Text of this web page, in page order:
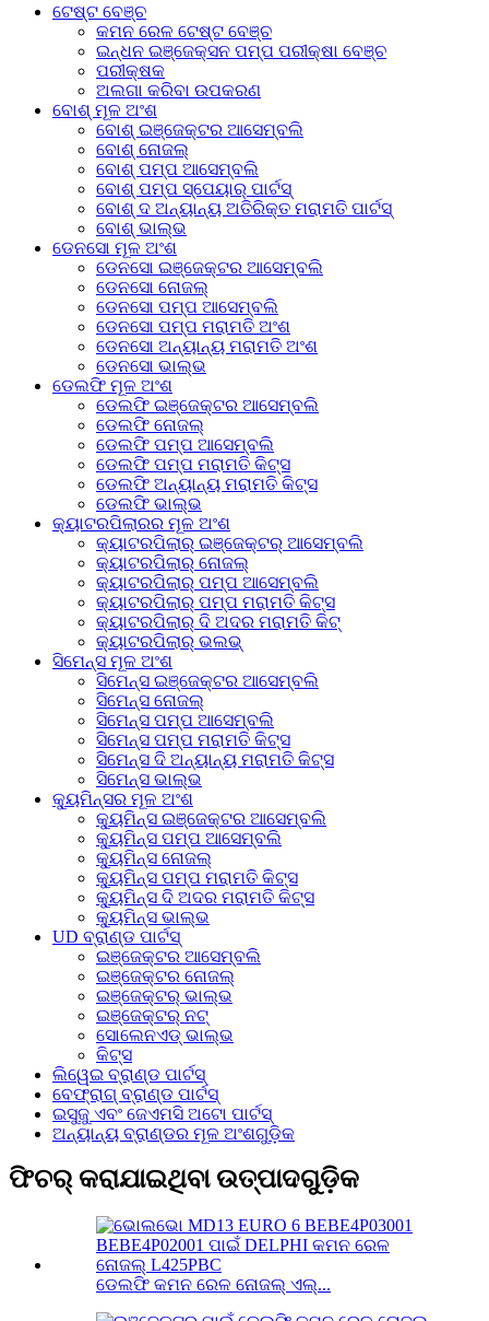
ଟେଷ୍ଟ ବେଞ୍ଚ
କମନ ରେଳ ଟେଷ୍ଟ ବେଞ୍ଚ
ଇନ୍ଧନ ଇଞ୍ଜେକ୍ସନ ପମ୍ପ ପରୀକ୍ଷା ବେଞ୍ଚ
ପରୀକ୍ଷକ
ଅଲଗା କରିବା ଉପକରଣ
ବୋଶ୍ ମୂଳ ଅଂଶ
ବୋଶ୍ ଇଞ୍ଜେକ୍ଟର ଆସେମ୍ବଲି
ବୋଶ୍ ନୋଜଲ୍
ବୋଶ୍ ପମ୍ପ ଆସେମ୍ବଲି
ବୋଶ୍ ପମ୍ପ ସ୍ପେୟାର୍ ପାର୍ଟସ୍
ବୋଶ୍ ଦ ଅନ୍ୟାନ୍ୟ ଅତିରିକ୍ତ ମରାମତି ପାର୍ଟସ୍
ବୋଶ୍ ଭାଲ୍ଭ
ଡେନସୋ ମୂଳ ଅଂଶ
ଡେନସୋ ଇଞ୍ଜେକ୍ଟର ଆସେମ୍ବଲି
ଡେନସୋ ନୋଜଲ୍
ଡେନସୋ ପମ୍ପ ଆସେମ୍ବଲି
ଡେନସୋ ପମ୍ପ ମରାମତି ଅଂଶ
ଡେନସୋ ଅନ୍ୟାନ୍ୟ ମରାମତି ଅଂଶ
ଡେନସୋ ଭାଲ୍ଭ
ଡେଲଫି ମୂଳ ଅଂଶ
ଡେଲଫି ଇଞ୍ଜେକ୍ଟର ଆସେମ୍ବଲି
ଡେଲଫି ନୋଜଲ୍
ଡେଲଫି ପମ୍ପ ଆସେମ୍ବଲି
ଡେଲଫି ପମ୍ପ ମରାମତି କିଟ୍ସ
ଡେଲଫି ଅନ୍ୟାନ୍ୟ ମରାମତି କିଟ୍ସ
ଡେଲଫି ଭାଲ୍ଭ
କ୍ୟାଟରପିଲାରର ମୂଳ ଅଂଶ
କ୍ୟାଟରପିଲାର୍ ଇଞ୍ଜେକ୍ଟର୍ ଆସେମ୍ବଲି
କ୍ୟାଟରପିଲାର୍ ନୋଜଲ୍
କ୍ୟାଟରପିଲାର୍ ପମ୍ପ ଆସେମ୍ବଲି
କ୍ୟାଟରପିଲାର୍ ପମ୍ପ ମରାମତି କିଟ୍ସ
କ୍ୟାଟରପିଲାର୍ ଦି ଅଦର ମରାମତି କିଟ୍
କ୍ୟାଟରପିଲାର୍ ଭଲଭ୍
ସିମେନ୍ସ ମୂଳ ଅଂଶ
ସିମେନ୍ସ ଇଞ୍ଜେକ୍ଟର ଆସେମ୍ବଲି
ସିମେନ୍ସ ନୋଜଲ୍
ସିମେନ୍ସ ପମ୍ପ ଆସେମ୍ବଲି
ସିମେନ୍ସ ପମ୍ପ ମରାମତି କିଟ୍ସ
ସିମେନ୍ସ ଦି ଅନ୍ୟାନ୍ୟ ମରାମତି କିଟ୍ସ
ସିମେନ୍ସ ଭାଲ୍ଭ
କ୍ୟୁମିନ୍ସର ମୂଳ ଅଂଶ
କ୍ୟୁମିନ୍ସ ଇଞ୍ଜେକ୍ଟର ଆସେମ୍ବଲି
କ୍ୟୁମିନ୍ସ ପମ୍ପ ଆସେମ୍ବଲି
କ୍ୟୁମିନ୍ସ ନୋଜଲ୍
କ୍ୟୁମିନ୍ସ ପମ୍ପ ମରାମତି କିଟ୍ସ
କ୍ୟୁମିନ୍ସ ଦି ଅଦର ମରାମତି କିଟ୍ସ
କ୍ୟୁମିନ୍ସ ଭାଲ୍ଭ
UD ବ୍ରାଣ୍ଡ ପାର୍ଟସ୍
ଇଞ୍ଜେକ୍ଟର ଆସେମ୍ବଲି
ଇଞ୍ଜେକ୍ଟର ନୋଜଲ୍
ଇଞ୍ଜେକ୍ଟର୍ ଭାଲ୍ଭ
ଇଞ୍ଜେକ୍ଟର୍ ନଟ୍
ସୋଲେନଏଡ୍ ଭାଲ୍ଭ
କିଟ୍ସ
ଲିୱେଇ ବ୍ରାଣ୍ଡ ପାର୍ଟସ୍
ବେଫ୍ରାଗ୍ ବ୍ରାଣ୍ଡ ପାର୍ଟସ୍
ଇସୁଜୁ ଏବଂ ଜେଏମସି ଅଟୋ ପାର୍ଟସ୍
ଅନ୍ୟାନ୍ୟ ବ୍ରାଣ୍ଡର ମୂଳ ଅଂଶଗୁଡ଼ିକ
ଫିଚର୍ କରାଯାଇଥିବା ଉତ୍ପାଦଗୁଡ଼ିକ
ଡେଲଫି କମନ ରେଳ ନୋଜଲ୍ ଏଲ୍...